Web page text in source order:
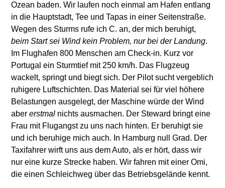
Ozean baden. Wir laufen noch einmal am Hafen entlang
in die Hauptstadt, Tee und Tapas in einer Seitenstraße.
Wegen des Sturms rufe ich C. an, der mich beruhigt,
beim Start sei Wind kein Problem, nur bei der Landung.
Im Flughafen 800 Menschen am Check-in. Kurz vor
Portugal ein Sturmtief mit 250 km/h. Das Flugzeug
wackelt, springt und biegt sich. Der Pilot sucht vergeblich
ruhigere Luftschichten. Das Material sei für viel höhere
Belastungen ausgelegt, der Maschine würde der Wind
abererstmal nichts ausmachen. Der Steward bringt eine
Frau mit Flugangst zu uns nach hinten. Er beruhigt sie
und ich beruhige mich auch. In Hamburg null Grad. Der
Taxifahrer wirft uns aus dem Auto, als er hört, dass wir
nur eine kurze Strecke haben. Wir fahren mit einer Omi,
die einen Schleichweg über das Betriebsgelände kennt.